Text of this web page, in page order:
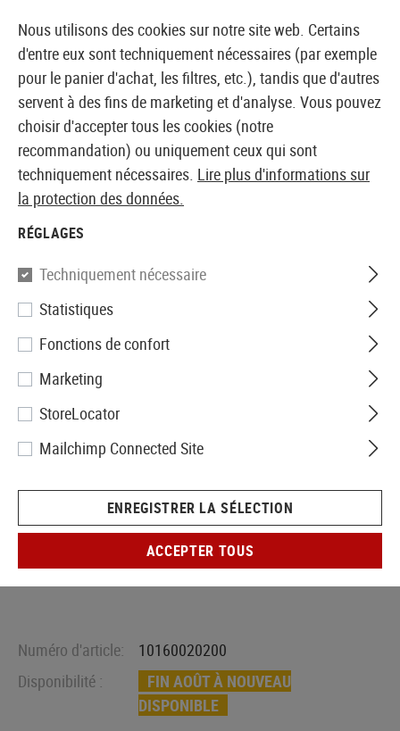
BOUTIQUE ET GROSSISTE EUROPÉEN AIRSOFT
Accueil Vêtements Couvre-chefs - Cou Cagoules
Invader Gear
MPS Death Head Balaclava
Numéro d'article:
10160020200
Disponibilité :
FIN AOÛT À NOUVEAU
DISPONIBLE
Nous utilisons des cookies sur notre site web. Certains
d'entre eux sont techniquement nécessaires (par exemple
pour le panier d'achat, les filtres, etc.), tandis que d'autres
servent à des fins de marketing et d'analyse. Vous pouvez
choisir d'accepter tous les cookies (notre
recommandation) ou uniquement ceux qui sont
techniquement nécessaires. Lire plus d'informations sur
la protection des données.
RÉGLAGES
Techniquement nécessaire
Statistiques
Fonctions de confort
Marketing
StoreLocator
Mailchimp Connected Site
ENREGISTRER LA SÉLECTION
ACCEPTER TOUS